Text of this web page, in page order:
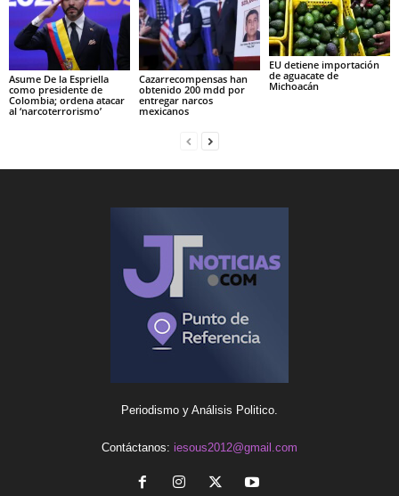
Asume De la Espriella
como presidente de
Colombia; ordena atacar
al ‘narcoterrorismo’
Cazarrecompensas han
obtenido 200 mdd por
entregar narcos
mexicanos
EU detiene importación
de aguacate de
Michoacán
Periodismo y Análisis Politico.
Contáctanos: iesous2012@gmail.com